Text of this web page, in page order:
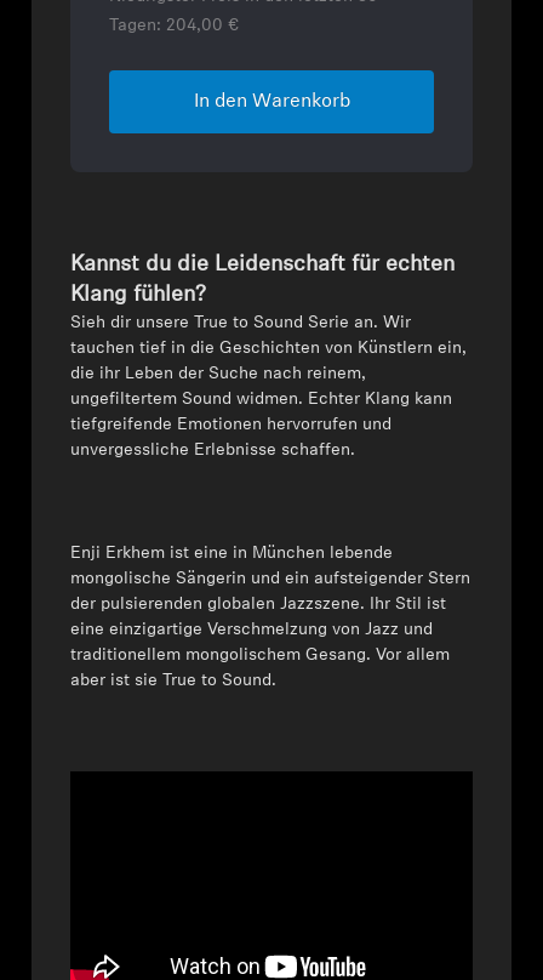
Tagen: 204,00 €
In den Warenkorb
Kannst du die Leidenschaft für echten
Klang fühlen?
Sieh dir unsere True to Sound Serie an. Wir
tauchen tief in die Geschichten von Künstlern ein,
die ihr Leben der Suche nach reinem,
ungefiltertem Sound widmen. Echter Klang kann
tiefgreifende Emotionen hervorrufen und
unvergessliche Erlebnisse schaffen.
Enji Erkhem ist eine in München lebende
mongolische Sängerin und ein aufsteigender Stern
der pulsierenden globalen Jazzszene. Ihr Stil ist
eine einzigartige Verschmelzung von Jazz und
traditionellem mongolischem Gesang. Vor allem
aber ist sie True to Sound.